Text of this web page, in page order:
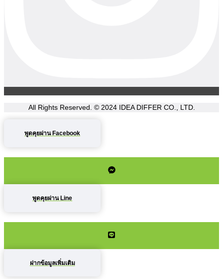
All Rights Reserved. © 2024 IDEA DIFFER CO., LTD.
พูดคุยผ่าน Facebook
พูดคุยผ่าน Line
ฝากข้อมูลเพิ่มเติม